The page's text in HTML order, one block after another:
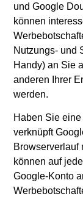
und Google
können
Nutzungs- und
Handy) an Sie
anderen Ihrer
werden.
Haben Sie
verknüpft
Browserverlauf
können auf
Google-Konto